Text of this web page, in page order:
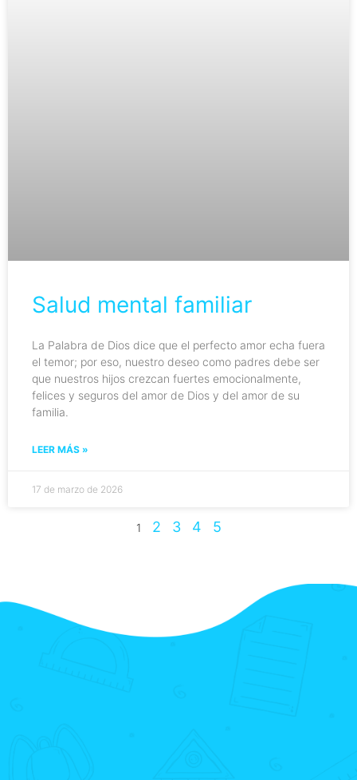
Salud mental familiar
La Palabra de Dios dice que el perfecto amor echa fuera
el temor; por eso, nuestro deseo como padres debe ser
que nuestros hijos crezcan fuertes emocionalmente,
felices y seguros del amor de Dios y del amor de su
familia.
LEER MÁS »
17 de marzo de 2026
1 2 3 4 5